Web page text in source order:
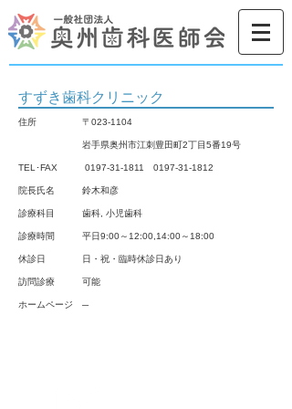
すずき歯科クリニック
住所 〒023-1104
岩手県奥州市江刺豊田町2丁目5番19号
TEL･FAX 0197-31-1811 0197-31-1812
院長氏名 鈴木和彦
診療科目 歯科, 小児歯科
診療時間 平日9:00～12:00,14:00～18:00
休診日 日・祝・臨時休診日あり
​訪問診療 可能
ホームページ ─